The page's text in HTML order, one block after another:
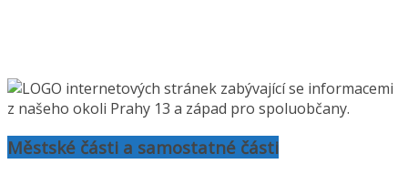
Městské části a samostatné části